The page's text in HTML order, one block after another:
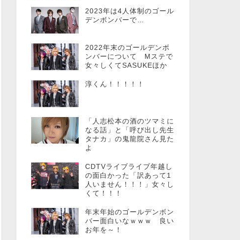
2023年は4人体制のゴール
デンボンバーで…
2022年末のゴールデンボ
ンバーについて Mステで
女々しくてSASUKEほか
淳くん！！！！！
「人志松本の酒のツマミに
なる話」と「呼び出し先生
タナカ」の鬼龍院さん見た
よ
CDTVライブライブ年越し
の面白かった「訳あって1
人いません！！！」女々し
くて！！！
年末年始のゴールデンボン
バー面白いなｗｗｗ 良い
お年を～！